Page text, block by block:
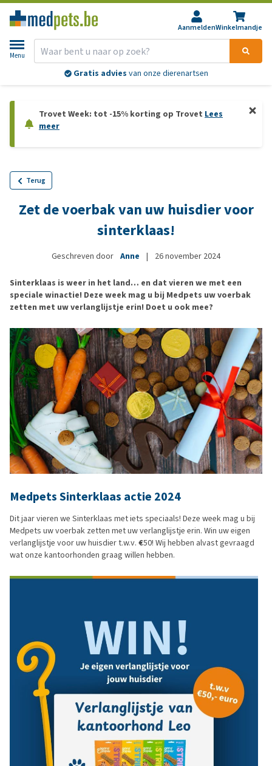
AanmeldenWinkelmandje
Menu
Gratis advies van onze dierenartsen
Trovet Week: tot -15% korting op Trovet Lees
meer
Terug
Zet de voerbak van uw huisdier voor
sinterklaas!
Geschreven door Anne | 26 november 2024
Sinterklaas is weer in het land… en dat vieren we met een
speciale winactie! Deze week mag u bij Medpets uw voerbak
zetten met uw verlanglijstje erin! Doet u ook mee?
Medpets Sinterklaas actie 2024
Dit jaar vieren we Sinterklaas met iets speciaals! Deze week mag u bij
Medpets uw voerbak zetten met uw verlanglijstje erin. Win uw eigen
verlanglijstje voor uw huisdier t.w.v. €50! Wij hebben alvast gevraagd
wat onze kantoorhonden graag willen hebben.